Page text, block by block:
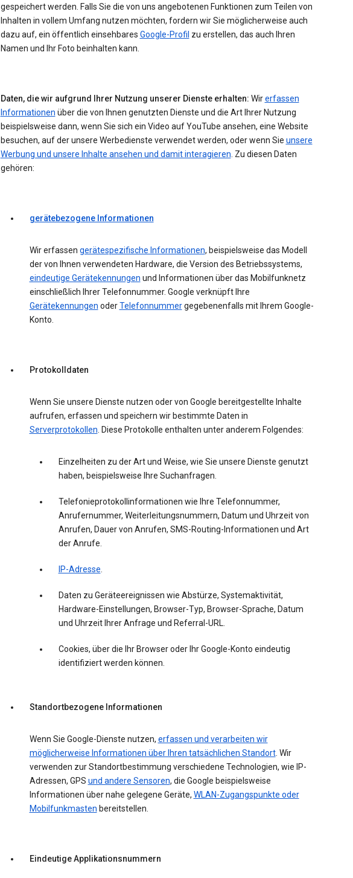
gespeichert werden. Falls Sie die von uns angebotenen Funktionen zum Teilen von
Inhalten in vollem Umfang nutzen möchten, fordern wir Sie möglicherweise auch
dazu auf, ein öffentlich einsehbares Google-Profil zu erstellen, das auch Ihren
Namen und Ihr Foto beinhalten kann.
Daten, die wir aufgrund Ihrer Nutzung unserer Dienste erhalten: Wirerfassen
Informationen über die von Ihnen genutzten Dienste und die Art Ihrer Nutzung
beispielsweise dann, wenn Sie sich ein Video auf YouTube ansehen, eine Website
besuchen, auf der unsere Werbedienste verwendet werden, oder wenn Sie unsere
Werbung und unsere Inhalte ansehen und damit interagieren. Zu diesen Daten
gehören:
gerätebezogene Informationen
Wir erfassen gerätespezifische Informationen, beispielsweise das Modell
der von Ihnen verwendeten Hardware, die Version des Betriebssystems,
eindeutige Gerätekennungen und Informationen über das Mobilfunknetz
einschließlich Ihrer Telefonnummer. Google verknüpft Ihre
Gerätekennungen oderTelefonnummergegebenenfalls mit Ihrem Google-
Konto.
Protokolldaten
Wenn Sie unsere Dienste nutzen oder von Google bereitgestellte Inhalte
aufrufen, erfassen und speichern wir bestimmte Daten in
Serverprotokollen. Diese Protokolle enthalten unter anderem Folgendes:
Einzelheiten zu der Art und Weise, wie Sie unsere Dienste genutzt
haben, beispielsweise Ihre Suchanfragen.
Telefonieprotokollinformationen wie Ihre Telefonnummer,
Anrufernummer, Weiterleitungsnummern, Datum und Uhrzeit von
Anrufen, Dauer von Anrufen, SMS-Routing-Informationen und Art
der Anrufe.
IP-Adresse.
Daten zu Geräteereignissen wie Abstürze, Systemaktivität,
Hardware-Einstellungen, Browser-Typ, Browser-Sprache, Datum
und Uhrzeit Ihrer Anfrage und Referral-URL.
Cookies, über die Ihr Browser oder Ihr Google-Konto eindeutig
identifiziert werden können.
Standortbezogene Informationen
Wenn Sie Google-Dienste nutzen, erfassen und verarbeiten wir
möglicherweise Informationen über Ihren tatsächlichen Standort. Wir
verwenden zur Standortbestimmung verschiedene Technologien, wie IP-
Adressen, GPS und andere Sensoren, die Google beispielsweise
Informationen über nahe gelegene Geräte, WLAN-Zugangspunkte oder
Mobilfunkmasten bereitstellen.
Eindeutige Applikationsnummern